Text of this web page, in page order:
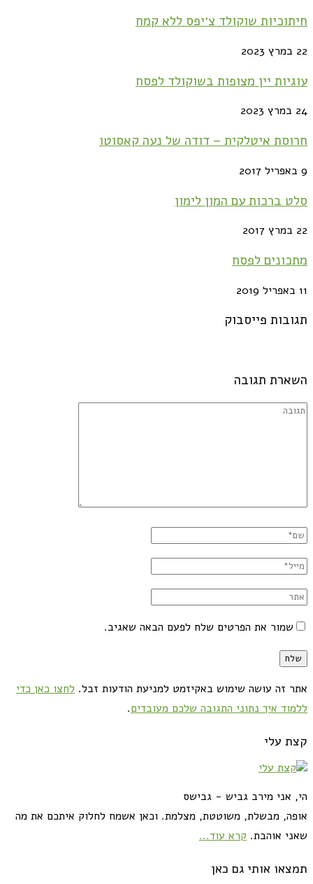
חיתוכיות שוקולד צ׳יפס ללא קמח
22 במרץ 2023
עוגיות יין מצופות בשוקולד לפסח
24 במרץ 2023
חרוסת איטלקית – דודה של נעה קאסוטו
9 באפריל 2017
סלט ברכות עם המון לימון
22 במרץ 2017
מתכונים לפסח
11 באפריל 2019
תגובות פייסבוק
השארת תגובה
שמור את הפרטים שלח לפעם הבאה שאגיב.
אתר זה עושה שימוש באקיזמט למניעת הודעות זבל. לחצו כאן כדי
ללמוד איך נתוני התגובה שלכם מעובדים.
קצת עלי
הי, אני מירב גביש - גבישס
אופה, מבשלת, משוטטת, מצלמת. וכאן אשמח לחלוק איתכם את מה
שאני אוהבת. קרא עוד...
תמצאו אותי גם כאן